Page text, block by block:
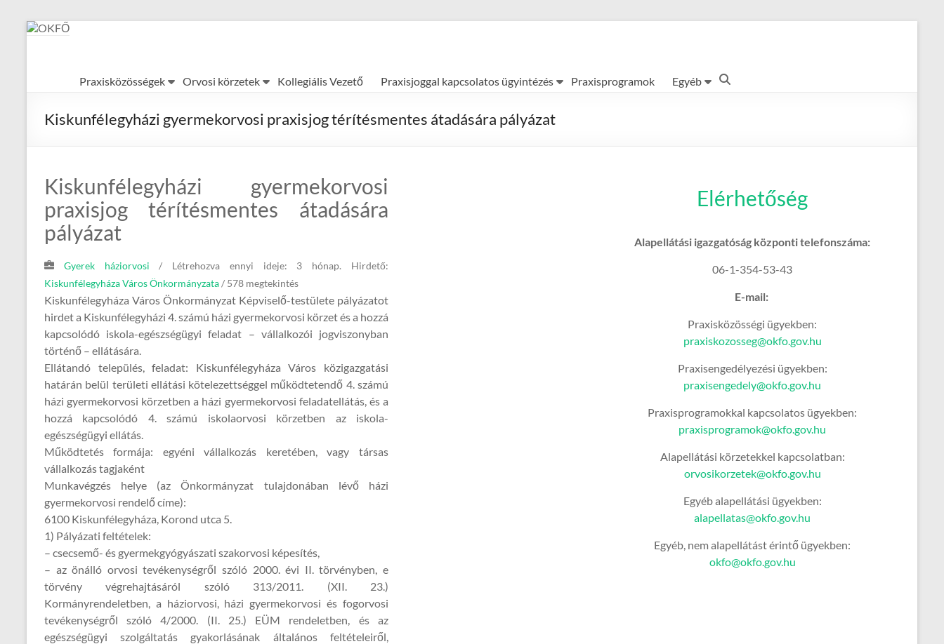
Skip
Praxisközösségek Orvosi körzetek Kollegiális Vezető Praxisjoggal kapcsolatos ügyintézés Praxisprogramok Egyéb
Kiskunfélegyházi gyermekorvosi praxisjog térítésmentes átadására pályázat
Kiskunfélegyházi gyermekorvosi
praxisjog térítésmentes átadására
pályázat
Gyerek háziorvosi / Létrehozva ennyi ideje: 3 hónap. Hirdető:
Kiskunfélegyháza Város Önkormányzata/ 578 megtekintés
Kiskunfélegyháza Város Önkormányzat Képviselő-testülete pályázatot
hirdet a Kiskunfélegyházi 4. számú házi gyermekorvosi körzet és a hozzá
kapcsolódó iskola-egészségügyi feladat – vállalkozói jogviszonyban
történő – ellátására.
Ellátandó település, feladat: Kiskunfélegyháza Város közigazgatási
határán belül területi ellátási kötelezettséggel működtetendő 4. számú
házi gyermekorvosi körzetben a házi gyermekorvosi feladatellátás, és a
hozzá kapcsolódó 4. számú iskolaorvosi körzetben az iskola-
egészségügyi ellátás.
Működtetés formája: egyéni vállalkozás keretében, vagy társas
vállalkozás tagjaként
Munkavégzés helye (az Önkormányzat tulajdonában lévő házi
gyermekorvosi rendelő címe):
6100 Kiskunfélegyháza, Korond utca 5.
1) Pályázati feltételek:
– csecsemő- és gyermekgyógyászati szakorvosi képesítés,
– az önálló orvosi tevékenységről szóló 2000. évi II. törvényben, e
törvény végrehajtásáról szóló 313/2011. (XII. 23.)
Kormányrendeletben, a háziorvosi, házi gyermekorvosi és fogorvosi
tevékenységről szóló 4/2000. (II. 25.) EÜM rendeletben, és az
egészségügyi szolgáltatás gyakorlásának általános feltételeiről,
Elérhetőség
Alapellátási igazgatóság központi telefonszáma:
06-1-354-53-43
E-mail:
Praxisközösségi ügyekben:
praxiskozosseg@okfo.gov.hu
Praxisengedélyezési ügyekben:
praxisengedely@okfo.gov.hu
Praxisprogramokkal kapcsolatos ügyekben:
praxisprogramok@okfo.gov.hu
Alapellátási körzetekkel kapcsolatban:
orvosikorzetek@okfo.gov.hu
Egyéb alapellátási ügyekben:
alapellatas@okfo.gov.hu
Egyéb, nem alapellátást érintő ügyekben:
okfo@okfo.gov.hu